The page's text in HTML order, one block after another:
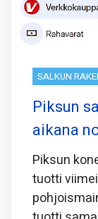
SALKUN
Piksun
aikana
Piksun
tuotti